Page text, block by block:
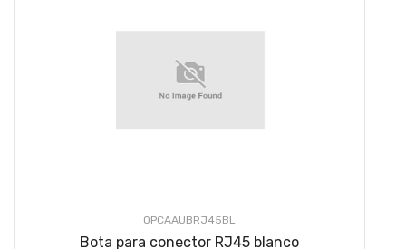
OPCAAUBRJ45BL
Bota para conector RJ45 blanco